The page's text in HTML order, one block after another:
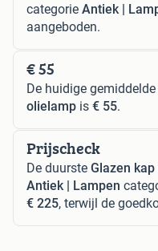
categorie Antiek |
aangeboden.
€ 55
De huidige
olielamp is € 55.
Prijscheck
De duurste Glazen
Antiek | Lampen
€ 225, terwijl de